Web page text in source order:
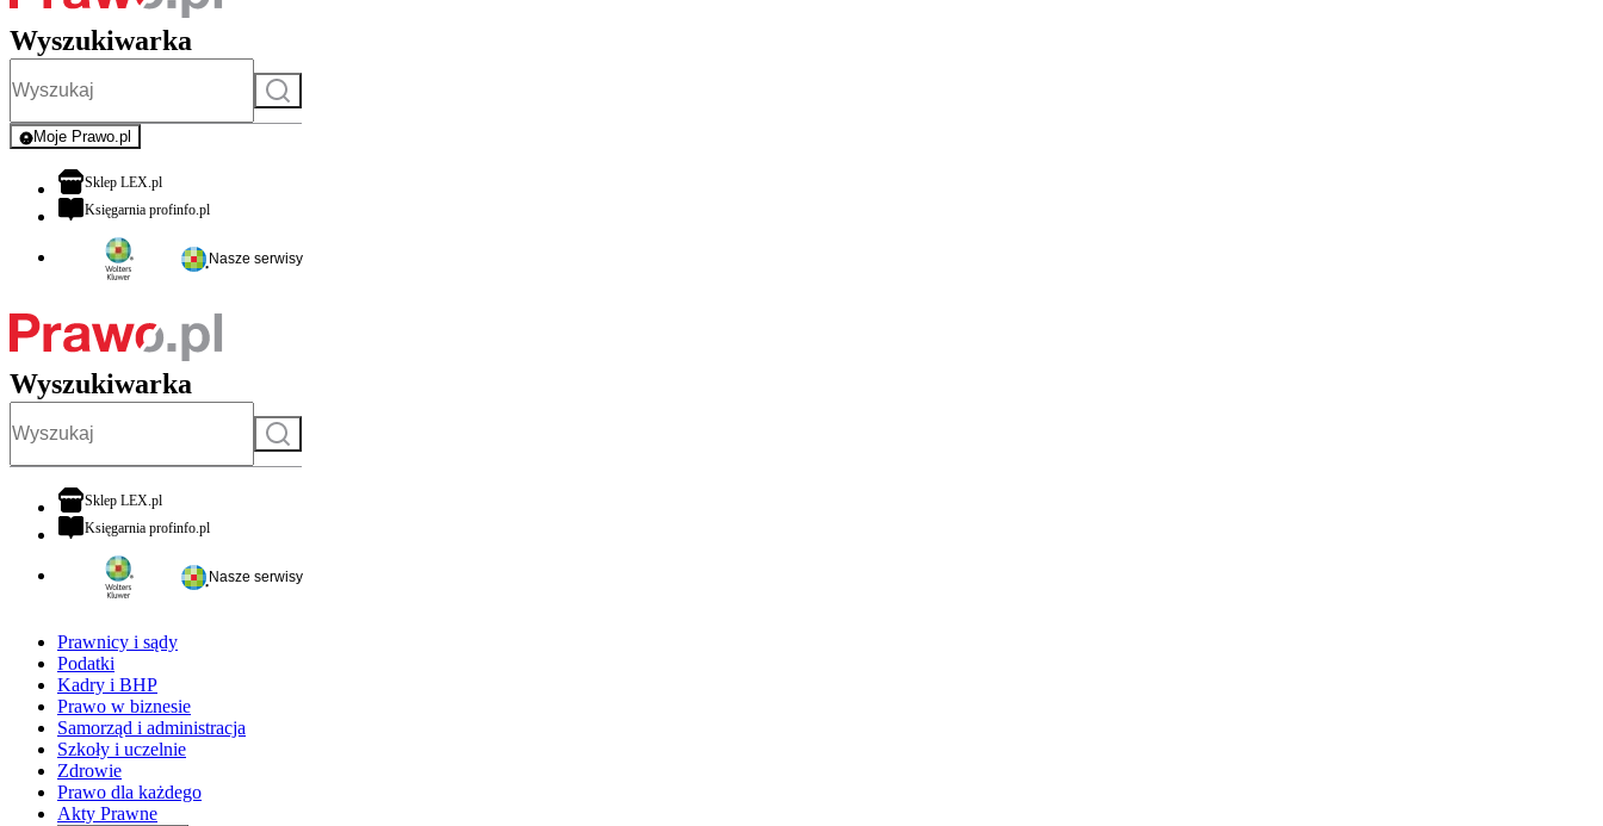
Wyszukiwarka
Szukaj
Moje Prawo.pl
- rejestracja i logowanie do serwisu
Sklep LEX.plotwiera się w nowej karcie
Księgarnia profinfo.plotwiera się w nowej karcie
Nasze serwisy
Wyszukiwarka
Szukaj
Sklep LEX.plotwiera się w nowej karcie
Księgarnia profinfo.plotwiera się w nowej karcie
Nasze serwisy
Prawnicy i sądy
Podatki
Kadry i BHP
Prawo w biznesie
Samorząd i administracja
Szkoły i uczelnie
Zdrowie
Prawo dla każdego
Akty Prawne